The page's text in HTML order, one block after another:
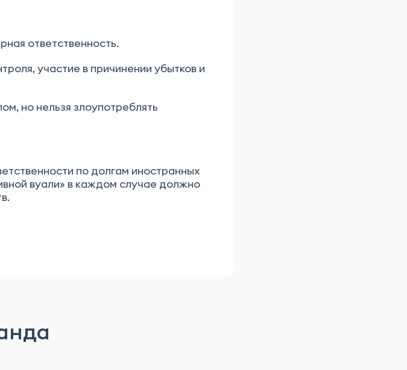
ответственность.
участие в причинении убытков и
но нельзя злоупотреблять
по долгам иностранных
вуали» в каждом случае должно